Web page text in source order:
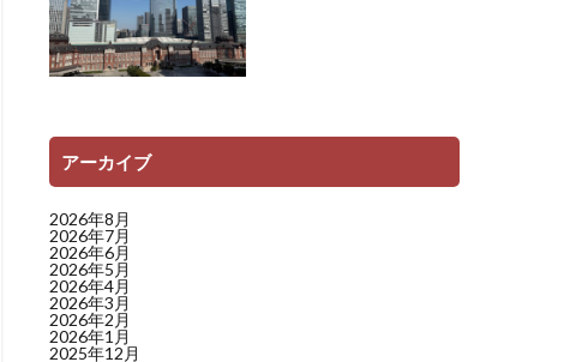
アーカイブ
2026年8月
2026年7月
2026年6月
2026年5月
2026年4月
2026年3月
2026年2月
2026年1月
2025年12月